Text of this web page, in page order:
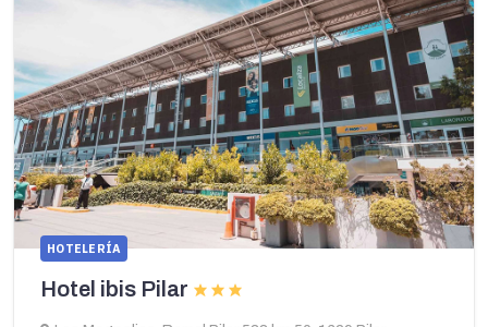
HOTELERÍA
Hotel ibis Pilar